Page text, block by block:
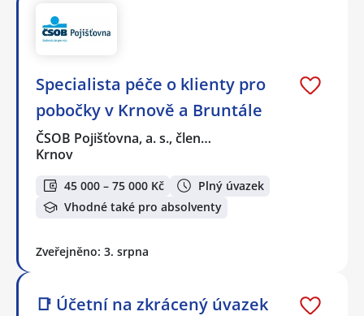
Specialista péče o klienty pro
pobočky v Krnově a Bruntále
ČSOB Pojišťovna, a. s., člen…
Krnov
45 000 – 75 000 Kč
Plný úvazek
Vhodné také pro absolventy
Zveřejněno: 3. srpna
📑 Účetní na zkrácený úvazek